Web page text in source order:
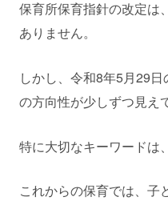
保育所保育指針の改定は
ありません。
しかし、令和8年5月29
の方向性が少しずつ見え
特に大切なキーワードは、
これからの保育では、子